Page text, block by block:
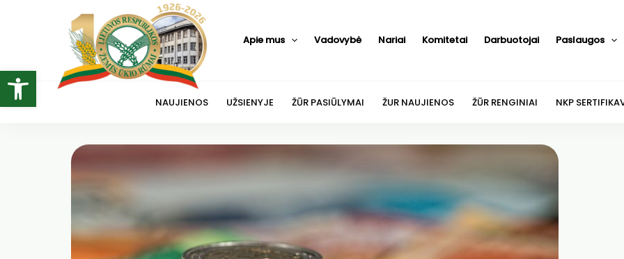
Open toolbar
Apie mus Vadovybė Nariai Komitetai Darbuotojai Paslaugos
NAUJIENOS UŽSIENYJE ŽŪR PASIŪLYMAI ŽUR NAUJIENOS ŽŪR RENGINIAI NKP